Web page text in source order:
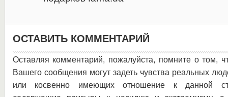
ОСТАВИТЬ КОММЕНТАРИЙ
Оставляя комментарий, пожалуйста, помните о том,
Вашего сообщения могут задеть чувства реальных
или косвенно имеющих отношение к данной